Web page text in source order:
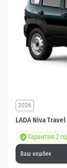
LADA Niva Travel
2026
Гарантия 2
Ваш кешбек